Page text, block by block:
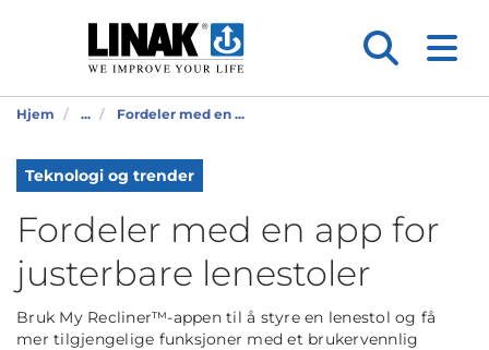
Hjem ... Fordeler med en ...
Teknologi og trender
Fordeler med en app for
justerbare lenestoler
Bruk My Recliner™-appen til å styre en lenestol og få
mer tilgjengelige funksjoner med et brukervennlig